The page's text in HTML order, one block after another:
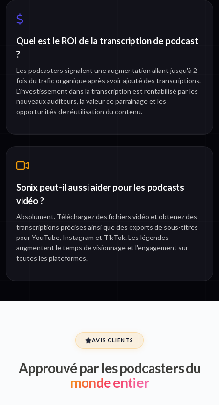
Quel est le ROI de la transcription de podcast
?
Les podcasters signalent une augmentation allant jusqu'à 2
fois du trafic organique après avoir ajouté des transcriptions.
L'investissement dans la transcription est rentabilisé par les
nouveaux auditeurs, la valeur de parrainage et les
opportunités de réutilisation du contenu.
Sonix peut-il aussi aider pour les podcasts
vidéo ?
Absolument. Téléchargez des fichiers vidéo et obtenez des
transcriptions précises ainsi que des exports de sous-titres
pour YouTube, Instagram et TikTok. Les légendes
augmentent le temps de visionnage et l'engagement sur
toutes les plateformes.
AVIS CLIENTS
Approuvé par les podcasters du
monde entier